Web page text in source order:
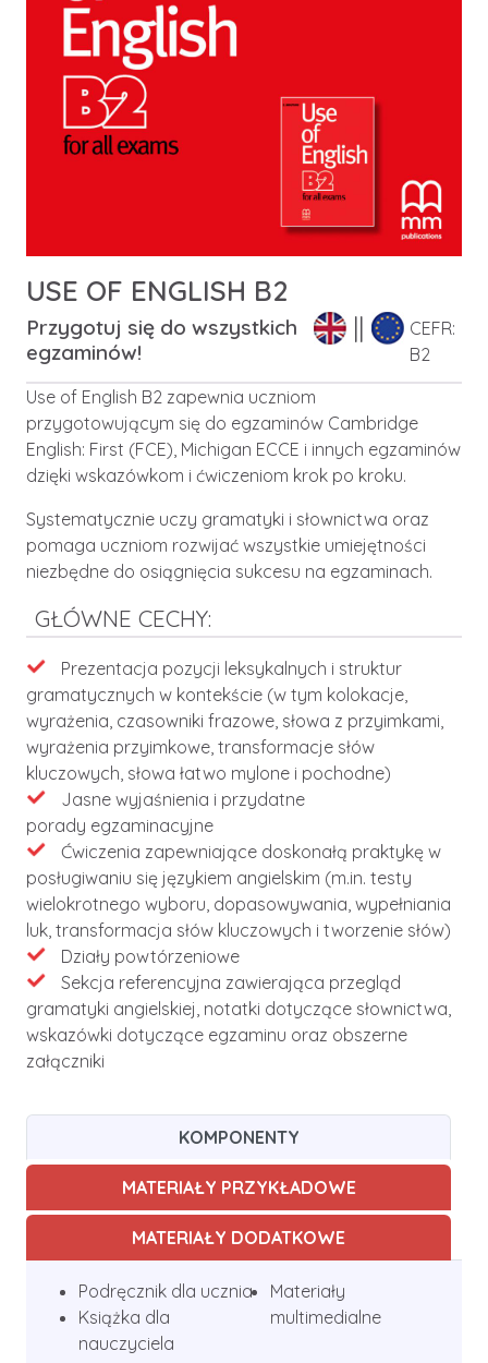
USE OF ENGLISH B2
Przygotuj się do wszystkich
egzaminów!
CEFR:
B2
Use of English B2 zapewnia uczniom
przygotowującym się do egzaminów Cambridge
English: First (FCE), Michigan ECCE i innych egzaminów
dzięki wskazówkom i ćwiczeniom krok po kroku.
Systematycznie uczy gramatyki i słownictwa oraz
pomaga uczniom rozwijać wszystkie umiejętności
niezbędne do osiągnięcia sukcesu na egzaminach.
GŁÓWNE CECHY:
Prezentacja pozycji leksykalnych i struktur
gramatycznych w kontekście (w tym kolokacje,
wyrażenia, czasowniki frazowe, słowa z przyimkami,
wyrażenia przyimkowe, transformacje słów
kluczowych, słowa łatwo mylone i pochodne)
Jasne wyjaśnienia i przydatne
porady egzaminacyjne
Ćwiczenia zapewniające doskonałą praktykę w
posługiwaniu się językiem angielskim (m.in. testy
wielokrotnego wyboru, dopasowywania, wypełniania
luk, transformacja słów kluczowych i tworzenie słów)
Działy powtórzeniowe
Sekcja referencyjna zawierająca przegląd
gramatyki angielskiej, notatki dotyczące słownictwa,
wskazówki dotyczące egzaminu oraz obszerne
załączniki
KOMPONENTY
MATERIAŁY PRZYKŁADOWE
MATERIAŁY DODATKOWE
Podręcznik dla ucznia
Książka dla
nauczyciela
Materiały
multimedialne